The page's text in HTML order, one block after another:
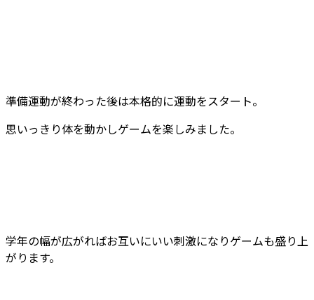
準備運動が終わった後は本格的に運動をスタート。
思いっきり体を動かしゲームを楽しみました。
学年の幅が広がればお互いにいい刺激になりゲームも盛り上
がります。